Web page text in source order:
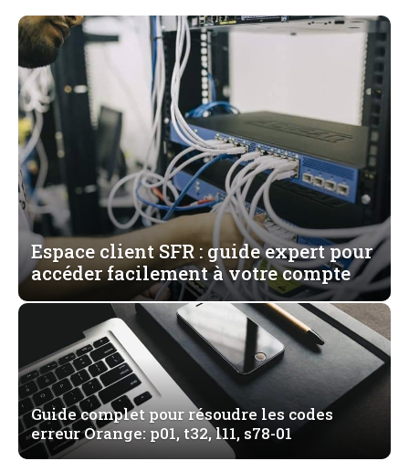
Espace client SFR : guide expert pour
accéder facilement à votre compte
Guide complet pour résoudre les codes
erreur Orange: p01, t32, l11, s78-01